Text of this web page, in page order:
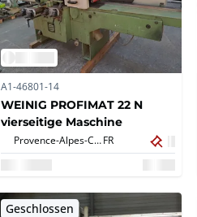
A1-46801-14
WEINIG PROFIMAT 22 N
vierseitige Maschine
Provence-Alpes-Côte d'Azur,FR
Geschlossen